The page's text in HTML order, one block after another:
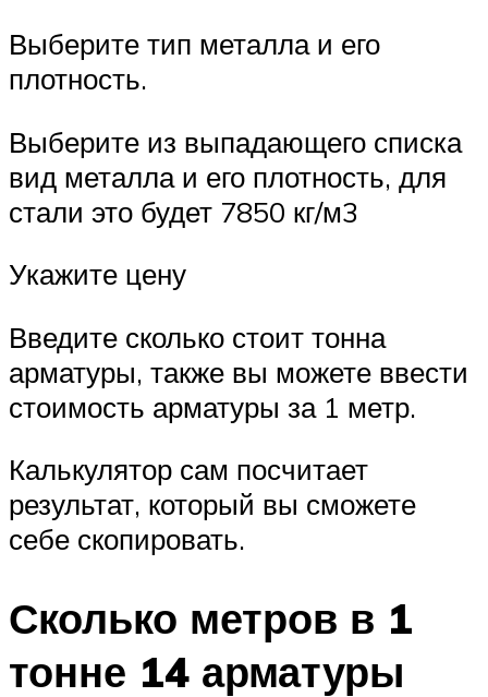
Выберите тип металла и его
плотность.
Выберите из выпадающего списка
вид металла и его плотность, для
стали это будет 7850 кг/м3
Укажите цену
Введите сколько стоит тонна
арматуры, также вы можете ввести
стоимость арматуры за 1 метр.
Калькулятор сам посчитает
результат, который вы сможете
себе скопировать.
Сколько метров в 1
тонне 14 арматуры